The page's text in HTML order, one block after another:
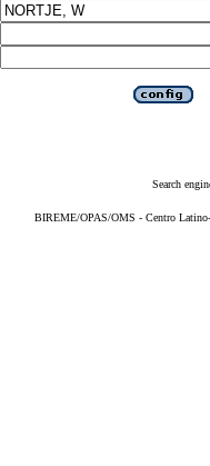
Search
BIREME/OPAS/OMS - Centro Latino-